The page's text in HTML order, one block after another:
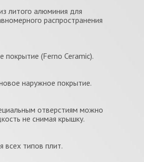
литого алюминия для
распространения
покрытие (Ferno Ceramic).
наружное покрытие.
отверстиям можно
не снимая крышку.
типов плит.